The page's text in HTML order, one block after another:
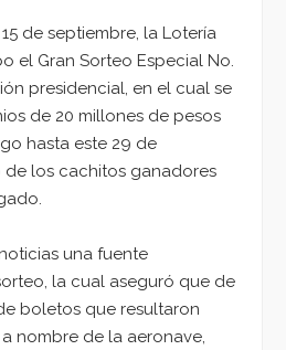
de septiembre, la Lotería
el Gran Sorteo Especial No.
presidencial, en el cual se
de 20 millones de pesos
hasta este 29 de
de los cachitos ganadores
una fuente
la cual aseguró que de
boletos que resultaron
nombre de la aeronave,